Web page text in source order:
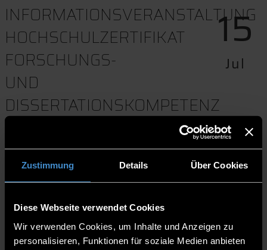
Zustimmung Details Über Cookies
Diese Webseite verwendet Cookies
Wir verwenden Cookies, um Inhalte und Anzeigen zu
personalisieren, Funktionen für soziale Medien anbieten
INFORMATIONSVERANSTALTUNG
HOCHSCHULZERTIFIKAT
FORSCHUNGS-
UND
DISSERTATIONSKOMPETENZ
16:30-17:30
Online
Website
15
Jul